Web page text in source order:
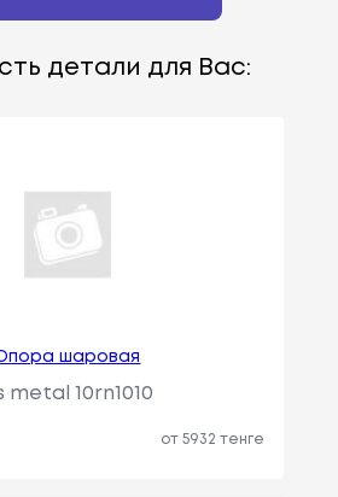
детали для Вас:
шаровая
metal 10rn1010
от 5932 тенге